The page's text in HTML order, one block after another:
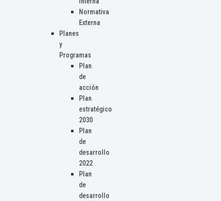
Normativa
Externa
Planes
y
Programas
Plan
de
acción
Plan
estratégico
2030
Plan
de
desarrollo
2022
Plan
de
desarrollo